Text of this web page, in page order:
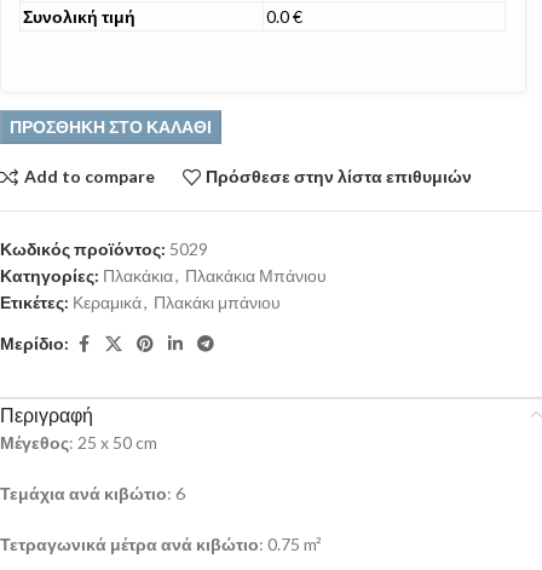
Συνολική τιμή
0.0 €
ΠΡΟΣΘΉΚΗ ΣΤΟ ΚΑΛΆΘΙ
Add to compare Πρόσθεσε στην λίστα επιθυμιών
Κωδικός προϊόντος: 5029
Κατηγορίες: Πλακάκια, Πλακάκια Μπάνιου
Ετικέτες: Κεραμικά, Πλακάκι μπάνιου
Μερίδιο:
Περιγραφή
Μέγεθος: 25 x 50 cm
Τεμάχια ανά κιβώτιο: 6
Τετραγωνικά μέτρα ανά κιβώτιο: 0.75 m²